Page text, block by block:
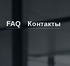
FAQ Контакты